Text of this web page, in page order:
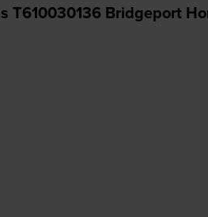
T610030136 Bridgeport